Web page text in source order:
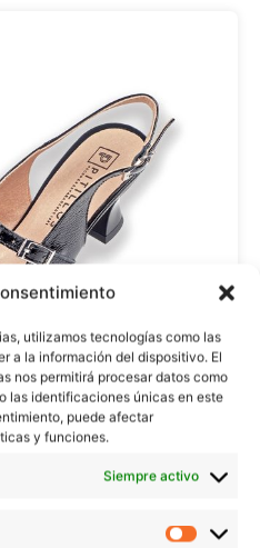
utilizamos tecnologías como las
a la información del dispositivo. El
nos permitirá procesar datos como
las identificaciones únicas en este
puede afectar
y funciones.
Siempre activo